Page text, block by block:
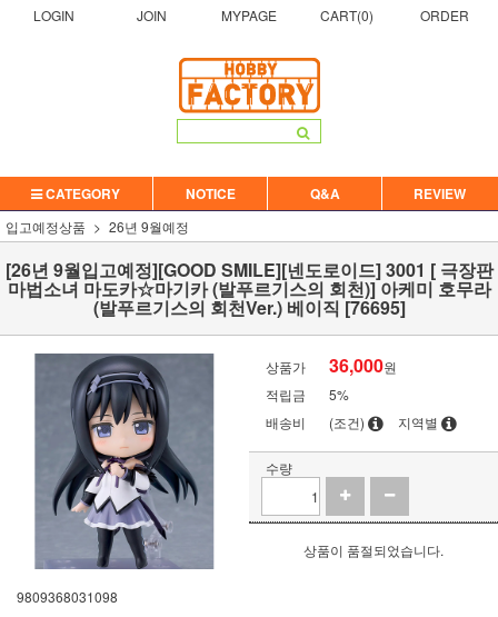
LOGIN JOIN MYPAGE CART(0) ORDER
CATEGORY NOTICE Q&A REVIEW
입고예정상품 26년 9월예정
[26년 9월입고예정][GOOD SMILE][넨도로이드] 3001 [ 극장판
마법소녀 마도카☆마기카 (발푸르기스의 회천)] 아케미 호무라
(발푸르기스의 회천Ver.) 베이직 [76695]
9809368031098
상품가 36,000원
적립금
5%
배송비
(조건) 지역별
수량
상품이 품절되었습니다.